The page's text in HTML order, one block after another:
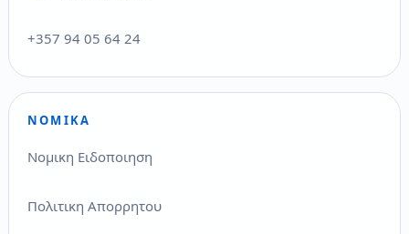
+357 94 05 64 24
ΝΟΜΙΚΆ
Νομικη Ειδοποιηση
Πολιτικη Απορρητου